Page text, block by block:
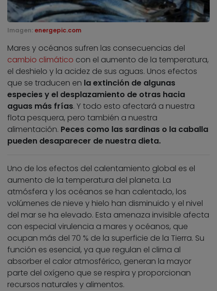
Imagen: energepic.com
Mares y océanos sufren las consecuencias del
cambio climático con el aumento de la temperatura,
el deshielo y la acidez de sus aguas. Unos efectos
que se traducen en la extinción de algunas
especies y el desplazamiento de otras hacia
aguas más frías. Y todo esto afectará a nuestra
flota pesquera, pero también a nuestra
alimentación. Peces como las sardinas o la caballa
pueden desaparecer de nuestra dieta.
Uno de los efectos del calentamiento global es el
aumento de la temperatura del planeta. La
atmósfera y los océanos se han calentado, los
volúmenes de nieve y hielo han disminuido y el nivel
del mar se ha elevado. Esta amenaza invisible afecta
con especial virulencia a mares y océanos, que
ocupan más del 70 % de la superficie de la Tierra. Su
función es esencial, ya que regulan el clima al
absorber el calor atmosférico, generan la mayor
parte del oxígeno que se respira y proporcionan
recursos naturales y alimentos.